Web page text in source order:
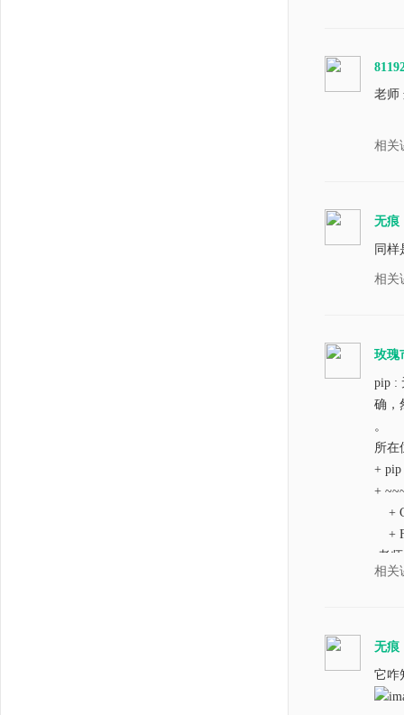
def
for
if
请问
老师
相关
无痕
同样
相关
玫瑰
pip :
确，
。
所在
+ pip
+
+
+
老
相关
无痕
它咋